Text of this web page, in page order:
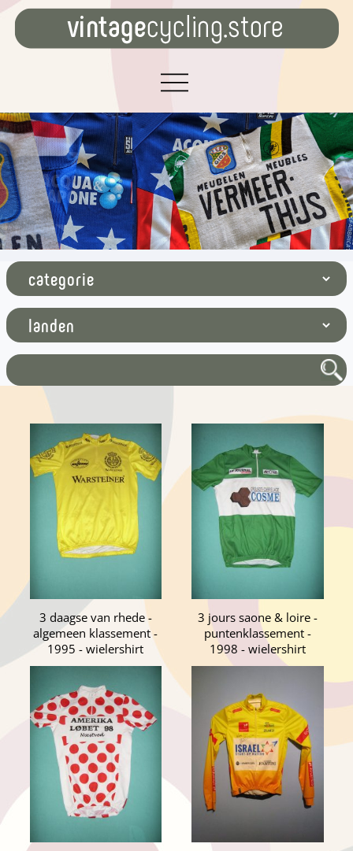
3 daagse van rhede -
algemeen klassement -
1995 - wielershirt
3 jours saone & loire -
puntenklassement -
1998 - wielershirt